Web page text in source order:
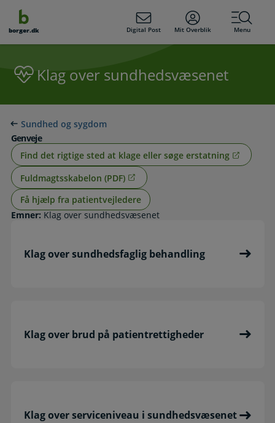
borger.dk Digital Post Mit Overblik Menu
Klag over sundhedsvæsenet
Sundhed og sygdom
Genveje
Find det rigtige sted at klage eller søge erstatning
Fuldmagtsskabelon (PDF)
Få hjælp fra patientvejledere
Emner: Klag over sundhedsvæsenet
Klag over sundhedsfaglig behandling
Klag over brud på patientrettigheder
Klag over serviceniveau i sundhedsvæsenet